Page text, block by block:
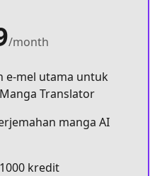
/month
e-mel utama untuk
Translator
manga AI
kredit